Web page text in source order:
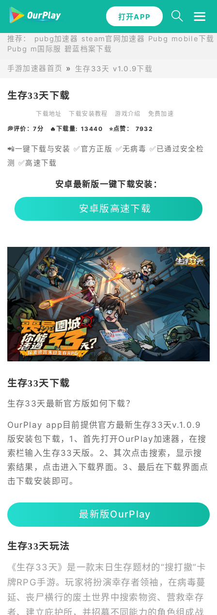
打开APP
推荐： pubg加速器 steam官网加速器 Pubg mobile下载
Pubg m国际服 碧蓝档案下载
手游加速器首页 生存33天 v1.0.9下载
生存33天下载
下载地址 下载安装教程 游戏介绍 免费加速
💭评价：7分 🔥下载量: 13440 ⭐点赞： 7932
📲一键下载与安装 ✅官方正版 ✅无病毒 ✅已通过安全检
测 ✅高速下载
安卓最新版一键下载安装：
安卓版高速下载
生存33天下载
生存33天最新官方版如何下载？
OurPlay app目前提供官方最新生存33天v.1.0.9
版安装包下载，1、首先打开OurPlay加速器，在搜
索栏输入生存33天版。2、其次点击搜索，显示搜
索结果，点击进入下载界面。3、最后在下载界面点
击下载安装即可。
最新版OurPlay
生存33天玩法
《生存33天》是一款末日生存题材的“搜打撤”卡
牌RPG手游。玩家将扮演幸存者领袖，在病毒蔓
延、丧尸横行的废土世界中搜索物资、营救幸存
者、建立庇护所，并招募不同能力的角色组成战